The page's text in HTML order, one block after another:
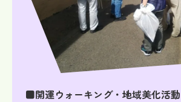
■開運ウォーキング・地域美化活